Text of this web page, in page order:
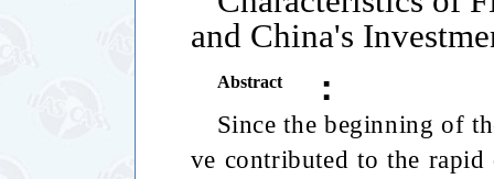
and China's
Abstract ：
Since the beginning of
ve contributed to the